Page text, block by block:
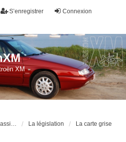
Connexion
S’enregistrer
XM
Forum Passion XM La législation La carte grise